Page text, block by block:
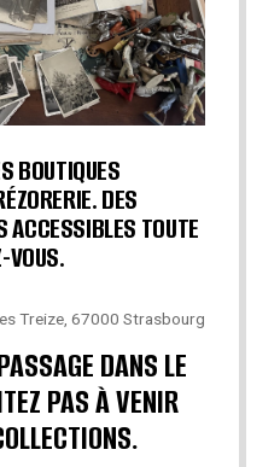
BOUTIQUES
DES
ACCESSIBLES TOUTE
VOUS.
Treize, 67000 Strasbourg
DANS LE
PAS À VENIR